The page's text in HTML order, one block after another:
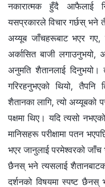
नकारात्मक हुँदै आफैलाई
यसप्रकारले विचार गर्छस् भने
अय्यूब जाँचहरूबाट भएर
अर्कासित बाजी लगाउनुभयो,
अनुमति शैतानलाई
गरिरहनुभएको थियो,
शैतानका लागि, त्यो अय्यूबको
पक्षमा थिए। यदि त्यसो
मानिसहरू परीक्षामा पतन
भएर जानुलाई परमेश्‍वरको
छैनस् भने त्यसलाई
दर्शनको विषयमा स्पष्ट